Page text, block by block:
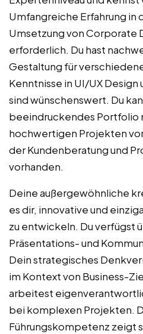
Umfangreiche Erfahrung in
Umsetzung von Corporate
erforderlich. Du hast
Gestaltung für
Kenntnisse in UI/UX
sind wünschenswert. Du
beeindruckendes Portfolio
hochwertigen Projekten
der Kundenberatung und
vorhanden.
Deine außergewöhnliche
es dir, innovative und
zu entwickeln. Du verfügst
Präsentations- und
Dein strategisches
im Kontext von Business-
arbeitest
bei komplexen Projekten.
Führungskompetenz zeigt